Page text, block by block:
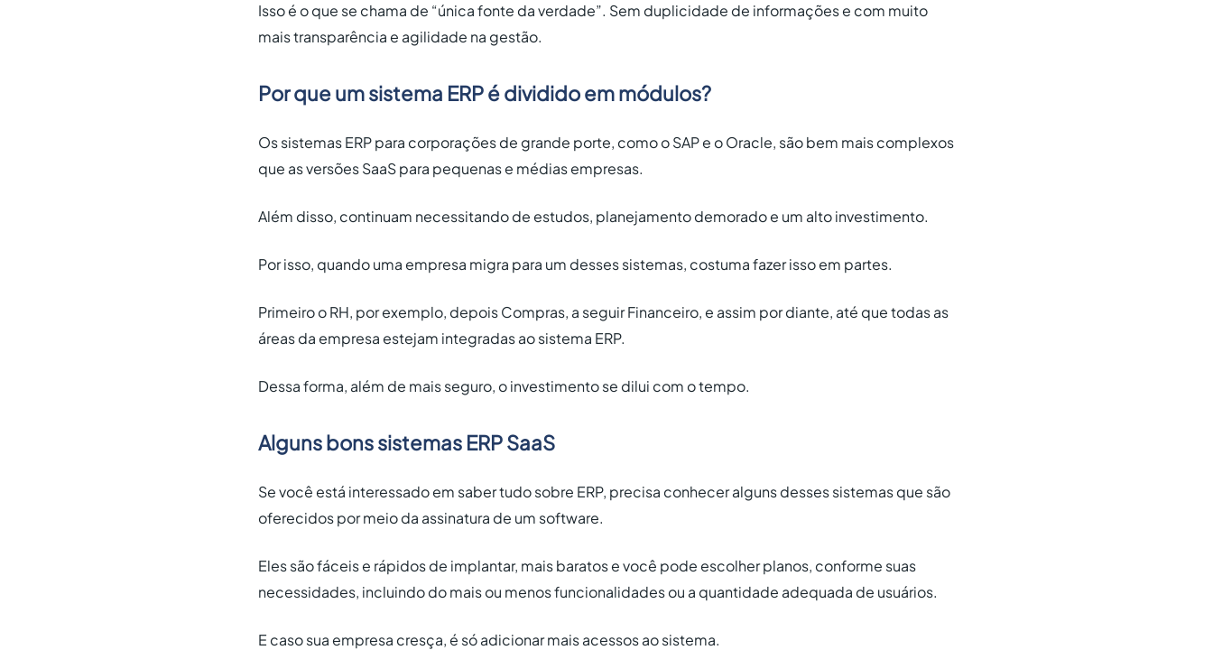
Isso é o que se chama de “única fonte da verdade”. Sem duplicidade de informações e com muito
mais transparência e agilidade na gestão.
Por que um sistema ERP é dividido em módulos?
Os sistemas ERP para corporações de grande porte, como o SAP e o Oracle, são bem mais complexos
que as versões SaaS para pequenas e médias empresas.
Além disso, continuam necessitando de estudos, planejamento demorado e um alto investimento.
Por isso, quando uma empresa migra para um desses sistemas, costuma fazer isso em partes.
Primeiro o RH, por exemplo, depois Compras, a seguir Financeiro, e assim por diante, até que todas as
áreas da empresa estejam integradas ao sistema ERP.
Dessa forma, além de mais seguro, o investimento se dilui com o tempo.
Alguns bons sistemas ERP SaaS
Se você está interessado em saber tudo sobre ERP, precisa conhecer alguns desses sistemas que são
oferecidos por meio da assinatura de um software.
Eles são fáceis e rápidos de implantar, mais baratos e você pode escolher planos, conforme suas
necessidades, incluindo do mais ou menos funcionalidades ou a quantidade adequada de usuários.
E caso sua empresa cresça, é só adicionar mais acessos ao sistema.